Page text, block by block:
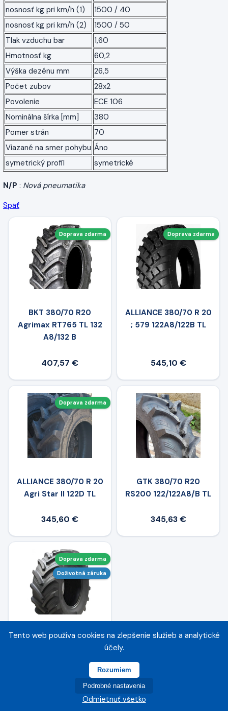
nosnosť kg pri km/h (1)
1500 / 40
nosnosť kg pri km/h (2)
1500 / 50
Tlak vzduchu bar
1,60
Hmotnosť kg
60,2
Výška dezénu mm
26,5
Počet zubov
28x2
Povolenie
ECE 106
Nominálna šírka [mm]
380
Pomer strán
70
Viazané na smer pohybu Áno
symetrický profil
symetrické
N/P : Nová pneumatika
Späť
Doprava zdarma
BKT 380/70 R20
Agrimax RT765 TL 132
A8/132 B
407,57 €
Doprava zdarma
ALLIANCE 380/70 R 20
; 579 122A8/122B TL
545,10 €
Doprava zdarma
ALLIANCE 380/70 R 20
Agri Star II 122D TL
345,60 €
GTK 380/70 R20
RS200 122/122A8/B TL
345,63 €
Doprava zdarma
Doživotná záruka
TIANLI 380/70R20
Tento web používa cookies na zlepšenie služieb a analytické
účely.
Rozumiem
Podrobné nastavenia
Odmietnuť všetko